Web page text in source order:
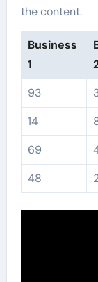
the content.
Business
1
93
14
69
48